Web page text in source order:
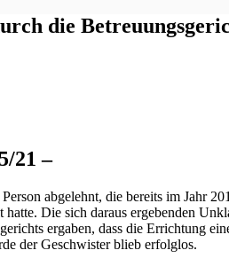
die
21 –
abgelehnt, die bereits im Jahr
Die sich daraus ergebenden
ergaben, dass die Errichtung
der Geschwister blieb erfolglos.